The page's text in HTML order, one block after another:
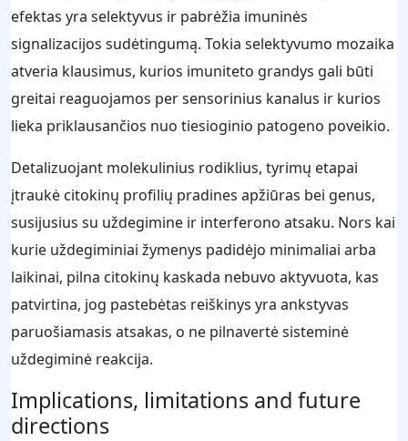
efektas yra selektyvus ir pabrėžia imuninės
signalizacijos sudėtingumą. Tokia selektyvumo mozaika
atveria klausimus, kurios imuniteto grandys gali būti
greitai reaguojamos per sensorinius kanalus ir kurios
lieka priklausančios nuo tiesioginio patogeno poveikio.
Detalizuojant molekulinius rodiklius, tyrimų etapai
įtraukė citokinų profilių pradines apžiūras bei genus,
susijusius su uždegimine ir interferono atsaku. Nors kai
kurie uždegiminiai žymenys padidėjo minimaliai arba
laikinai, pilna citokinų kaskada nebuvo aktyvuota, kas
patvirtina, jog pastebėtas reiškinys yra ankstyvas
paruošiamasis atsakas, o ne pilnavertė sisteminė
uždegiminė reakcija.
Implications, limitations and future
directions